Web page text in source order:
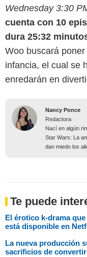
Wednesday 3:30
cuenta con 10
dura 25:32
Woo buscará
infancia, el cual se
enredarán en
Nancy Ponce
Redactora
Nací en algún
Star Wars: La
dan miedo los
Te puede
El érotico k-drama
está disponible en
La nueva producción
sacrificios de